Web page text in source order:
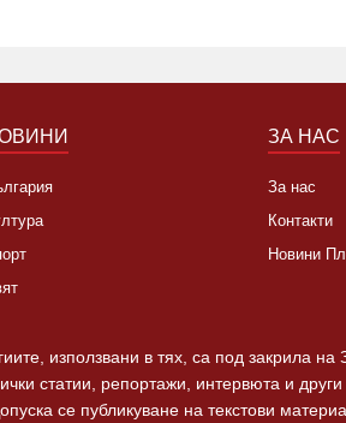
ЗА НАС
За нас
Контакти
Новини
използвани в тях, са под закрила
статии, репортажи, интервюта и
се публикуване на текстови